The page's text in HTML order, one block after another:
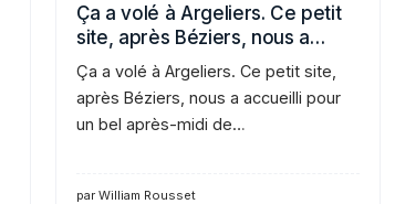
Ça a volé à Argeliers. Ce petit
site, après Béziers, nous a…
Ça a volé à Argeliers. Ce petit site,
après Béziers, nous a accueilli pour
un bel après-midi de…
par William Rousset